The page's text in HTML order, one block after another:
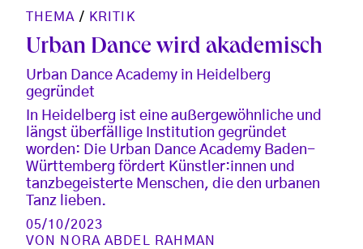
THEMA / KRITIK
Urban Dance wird akademisch
Urban Dance Academy in Heidelberg
gegründet
In Heidelberg ist eine außergewöhnliche und
längst überfällige Institution gegründet
worden: Die Urban Dance Academy Baden-
Württemberg fördert Künstler:innen und
tanzbegeisterte Menschen, die den urbanen
Tanz lieben.
05/10/2023
VON
NORA ABDEL RAHMAN